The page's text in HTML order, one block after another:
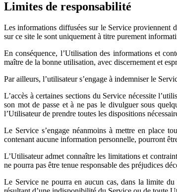
Limites de responsabilité
Les informations diffusées sur le Service proviennent
sur ce site le sont uniquement à titre purement
En conséquence, l’Utilisation des informations et
maître de la bonne utilisation, avec discernement et
Par ailleurs, l’utilisateur s’engage à indemniser le
L’accès à certaines sections du Service nécessite
son mot de passe et à ne pas le divulguer sous
l’Utilisateur de prendre toutes les dispositions
Le Service s’engage néanmoins à mettre en place
contenant aucune information personnelle, pourront
L’Utilisateur admet connaître les limitations et
ne pourra pas être tenue responsable des préjudices
Le Service ne pourra en aucun cas, dans la limite